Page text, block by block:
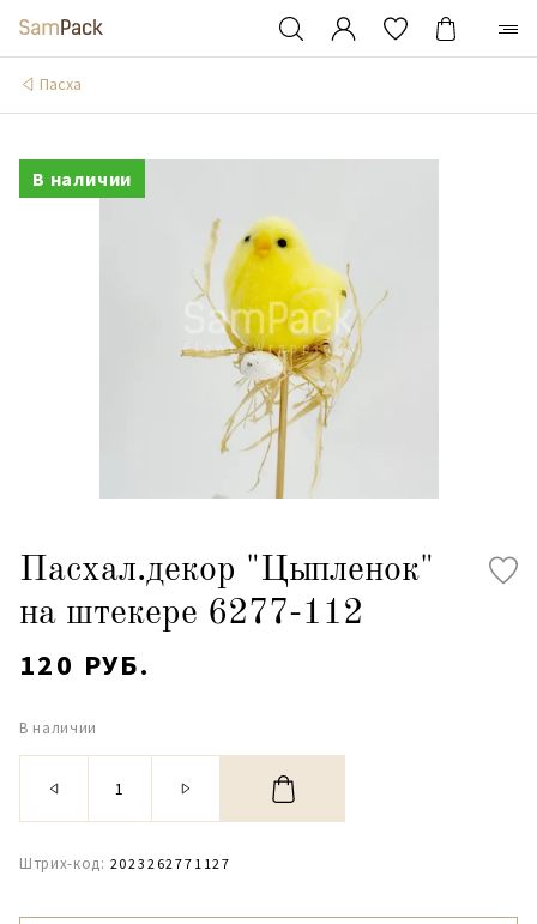
Пасха
В наличии
Пасхал.декор "Цыпленок"
на штекере 6277-112
120 РУБ.
В наличии
Штрих-код: 2023262771127